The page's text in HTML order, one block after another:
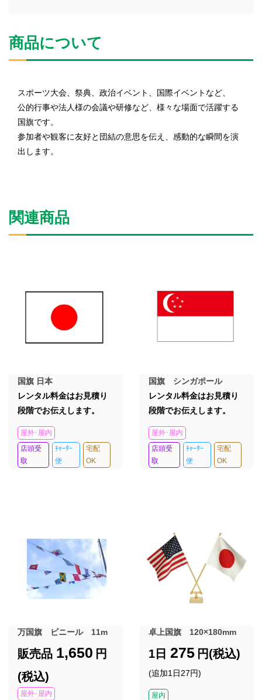
商品について
スポーツ大会、祭典、政治イベント、国際イベントなど、
公的行事や法人様の会議や研修など、様々な場面で活躍する
国旗です。
参加者や観客に友好と団結の意思を伝え、感動的な瞬間を演
出します。
関連商品
国旗 日本
レンタル料金はお見積り
段階でお伝えします。
屋外･屋内
店頭受
取
ﾁｬｰﾀｰ
便
宅配
OK
国旗 シンガポール
レンタル料金はお見積り
段階でお伝えします。
屋外･屋内
店頭受
取
ﾁｬｰﾀｰ
便
宅配
OK
万国旗 ビニール 11m
販売品 1,650 円
(税込)
屋外･屋内
卓上国旗 120×180mm
1日 275 円(税込)
(追加1日27円)
屋内